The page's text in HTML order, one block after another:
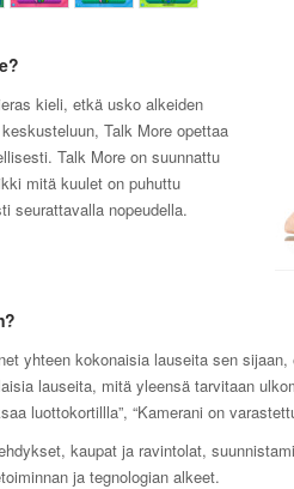
kieli, etkä usko alkeiden
Talk More opettaa
Talk More on suunnattu
mitä kuulet on puhuttu
seurattavalla nopeudella.
yhteen kokonaisia lauseita sen
lauseita, mitä yleensä tarvitaan
luottokortillla”, “Kamerani on
kaupat ja ravintolat,
ja tegnologian alkeet.